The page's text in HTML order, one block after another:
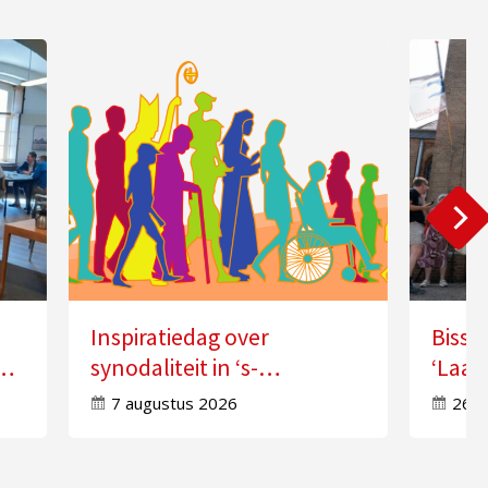
Inspiratiedag over
synodaliteit in ‘s-
Hertogenbosch
7 augustus 2026 26